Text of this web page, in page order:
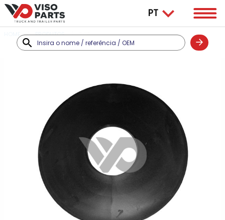
PRODUTOS ROR